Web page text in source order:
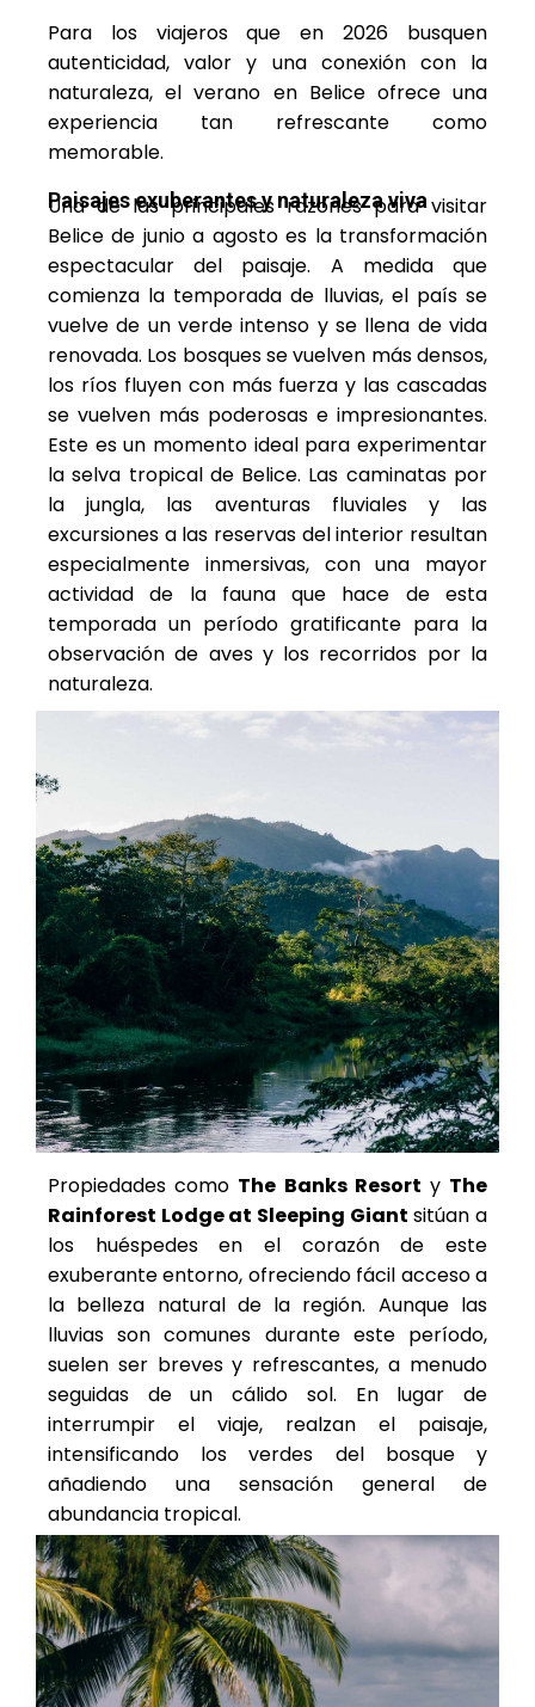
Para los viajeros que en 2026 busquen
autenticidad, valor y una conexión con la
naturaleza, el verano en Belice ofrece una
experiencia tan refrescante como
memorable.
Paisajes exuberantes y naturaleza viva
Una de las principales razones para visitar
Belice de junio a agosto es la transformación
espectacular del paisaje. A medida que
comienza la temporada de lluvias, el país se
vuelve de un verde intenso y se llena de vida
renovada. Los bosques se vuelven más densos,
los ríos fluyen con más fuerza y las cascadas
se vuelven más poderosas e impresionantes.
Este es un momento ideal para experimentar
la selva tropical de Belice. Las caminatas por
la jungla, las aventuras fluviales y las
excursiones a las reservas del interior resultan
especialmente inmersivas, con una mayor
actividad de la fauna que hace de esta
temporada un período gratificante para la
observación de aves y los recorridos por la
naturaleza.
Propiedades como The Banks Resort y The
Rainforest Lodge at Sleeping Giant sitúan a
los huéspedes en el corazón de este
exuberante entorno, ofreciendo fácil acceso a
la belleza natural de la región. Aunque las
lluvias son comunes durante este período,
suelen ser breves y refrescantes, a menudo
seguidas de un cálido sol. En lugar de
interrumpir el viaje, realzan el paisaje,
intensificando los verdes del bosque y
añadiendo una sensación general de
abundancia tropical.